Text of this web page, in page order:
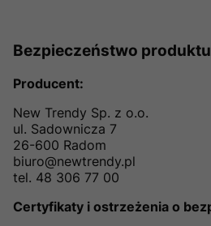
Bezpieczeństwo produktu
Producent:
New Trendy Sp. z o.o.
ul. Sadownicza 7
26-600 Radom
biuro@newtrendy.pl
tel. 48 306 77 00
Certyfikaty i ostrzeżenia o